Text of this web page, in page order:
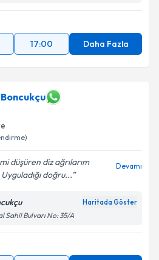
17:00 Daha Fazla
düşüren diz ağrılarım
doğru...
Devamı
Haritada Göster
Sahil Bulvarı No: 35/A